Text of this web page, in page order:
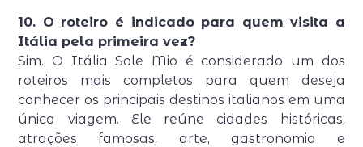
10. O roteiro é indicado para quem visita a
Itália pela primeira vez?
Sim. O Itália Sole Mio é considerado um dos
roteiros mais completos para quem deseja
conhecer os principais destinos italianos em uma
única viagem. Ele reúne cidades históricas,
atrações famosas, arte, gastronomia e